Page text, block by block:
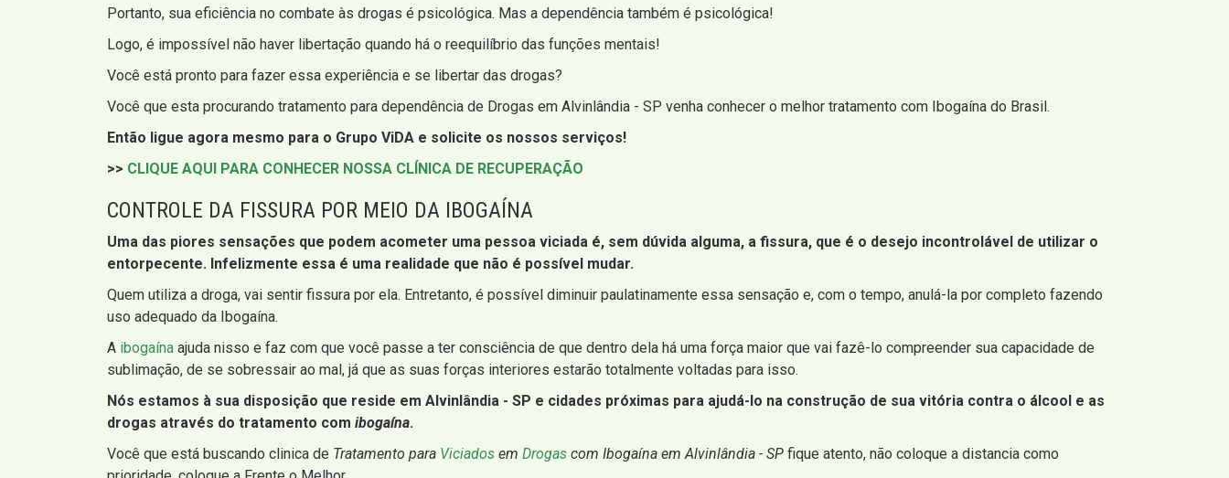
Portanto, sua eficiência no combate às drogas é psicológica. Mas a dependência também é psicológica!
Logo, é impossível não haver libertação quando há o reequilíbrio das funções mentais!
Você está pronto para fazer essa experiência e se libertar das drogas?
Você que esta procurando tratamento para dependência de Drogas em Alvinlândia - SP venha conhecer o melhor tratamento com Ibogaína do Brasil.
Então ligue agora mesmo para o Grupo ViDA e solicite os nossos serviços!
>> CLIQUE AQUI PARA CONHECER NOSSA CLÍNICA DE RECUPERAÇÃO
CONTROLE DA FISSURA POR MEIO DA IBOGAÍNA
Uma das piores sensações que podem acometer uma pessoa viciada é, sem dúvida alguma, a fissura, que é o desejo incontrolável de utilizar o
entorpecente. Infelizmente essa é uma realidade que não é possível mudar.
Quem utiliza a droga, vai sentir fissura por ela. Entretanto, é possível diminuir paulatinamente essa sensação e, com o tempo, anulá-la por completo fazendo
uso adequado da Ibogaína.
A ibogaína ajuda nisso e faz com que você passe a ter consciência de que dentro dela há uma força maior que vai fazê-lo compreender sua capacidade de
sublimação, de se sobressair ao mal, já que as suas forças interiores estarão totalmente voltadas para isso.
Nós estamos à sua disposição que reside em Alvinlândia - SP e cidades próximas para ajudá-lo na construção de sua vitória contra o álcool e as
drogas através do tratamento com ibogaína.
Você que está buscando clinica de Tratamento para Viciados em Drogas com Ibogaína em Alvinlândia - SP fique atento, não coloque a distancia como